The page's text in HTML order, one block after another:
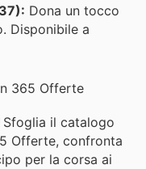
Dona un tocco
Disponibile a
365 Offerte
il catalogo
Offerte, confronta
per la corsa ai